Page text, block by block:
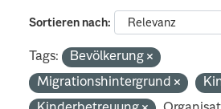
Sortieren nach
Tags:
Bevölkerung
Migrationshintergrund